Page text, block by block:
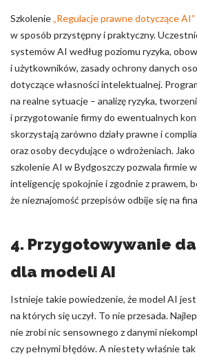
Szkolenie„Regulacje prawne dotyczące AI”
w sposób przystępny i praktyczny.
systemów AI według poziomu ryzyka,
i użytkowników, zasady ochrony danych
dotyczące własności intelektualnej.
na realne sytuacje – analizę ryzyka,
i przygotowanie firmy do ewentualnych
skorzystają zarówno działy prawne i
oraz osoby decydujące o wdrożeniach.
szkolenie AI w Bydgoszczy pozwala firmie
inteligencję spokojnie i zgodnie z prawem,
że nieznajomość przepisów odbije się na
4. Przygotowywanie
dla modeli AI
Istnieje takie powiedzenie, że model AI jest
na których się uczył. To nie przesada.
nie zrobi nic sensownego z danymi
czy pełnymi błędów. A niestety właśnie